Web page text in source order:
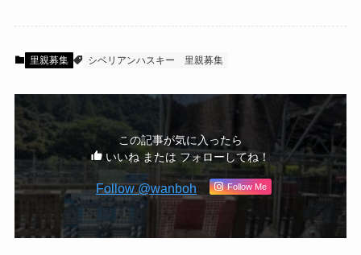
里親募集 シベリアンハスキー 里親募集
この記事が気に入ったら
いいね または フォローしてね！
Follow @wanboh Follow Me